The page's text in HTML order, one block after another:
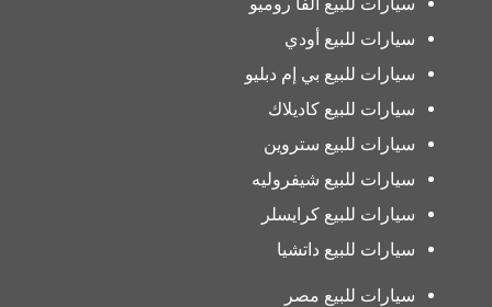
سيارات للبيع أودي
سيارات للبيع بي إم دبليو
سيارات للبيع كاديلاك
سيارات للبيع ستروين
سيارات للبيع شيفروليه
سيارات للبيع كرايسلر
سيارات للبيع داتشيا
سيارات للبيع مصر